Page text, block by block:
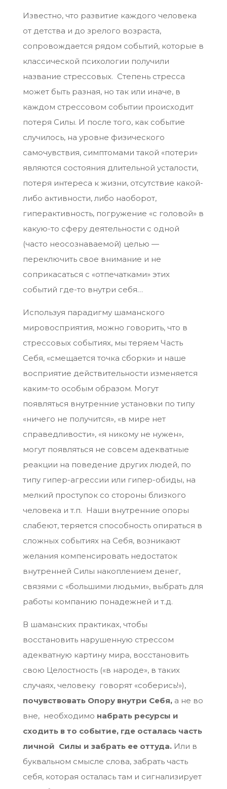
Известно, что развитие каждого человека
от детства и до зрелого возраста,
сопровождается рядом событий, которые в
классической психологии получили
название стрессовых. Степень стресса
может быть разная, но так или иначе, в
каждом стрессовом событии происходит
потеря Силы. И после того, как событие
случилось, на уровне физического
самочувствия, симптомами такой «потери»
являются состояния длительной усталости,
потеря интереса к жизни, отсутствие какой-
либо активности, либо наоборот,
гиперактивность, погружение «с головой» в
какую-то сферу деятельности с одной
(часто неосознаваемой) целью —
переключить свое внимание и не
соприкасаться с «отпечатками» этих
событий где-то внутри себя…
Используя парадигму шаманского
мировосприятия, можно говорить, что в
стрессовых событиях, мы теряем Часть
Себя, «смещается точка сборки» и наше
восприятие действительности изменяется
каким-то особым образом. Могут
появляться внутренние установки по типу
«ничего не получится», «в мире нет
справедливости», «я никому не нужен»,
могут появляться не совсем адекватные
реакции на поведение других людей, по
типу гипер-агрессии или гипер-обиды, на
мелкий проступок со стороны близкого
человека и т.п. Наши внутренние опоры
слабеют, теряется способность опираться в
сложных событиях на Себя, возникают
желания компенсировать недостаток
внутренней Силы накоплением денег,
связями с «большими людьми», выбрать для
работы компанию понадежней и т.д.
В шаманских практиках, чтобы
восстановить нарушенную стрессом
адекватную картину мира, восстановить
свою Целостность («в народе», в таких
случаях, человеку говорят «соберись!»),
почувствовать Опору внутри Себя,а не во
вне, необходимо набрать ресурсы и
сходить в то событие, где осталась часть
личной Силы и забрать ее оттуда.Или в
буквальном смысле слова, забрать часть
себя, которая осталась там и сигнализирует